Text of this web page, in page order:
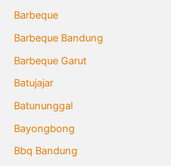
Barbeque
Barbeque Bandung
Barbeque Garut
Batujajar
Batununggal
Bayongbong
Bbq Bandung